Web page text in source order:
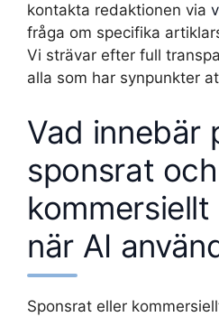
kontakta redaktionen via
fråga om specifika
Vi strävar efter full
alla som har synpunkter
Vad innebär
sponsrat och
kommersiellt
när AI
Sponsrat eller